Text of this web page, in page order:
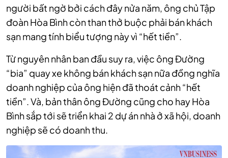
người bất ngờ bởi cách đây nửa năm, ông chủ Tập
đoàn Hòa Bình còn than thở buộc phải bán khách
sạn mang tính biểu tượng này vì “hết tiền”.
Từ nguyên nhân ban đầu suy ra, việc ông Đường
“bia” quay xe không bán khách sạn nữa đồng nghĩa
doanh nghiệp của ông hiện đã thoát cảnh “hết
tiền”. Và, bản thân ông Đường cũng cho hay Hòa
Bình sắp tới sẽ triển khai 2 dự án nhà ở xã hội, doanh
nghiệp sẽ có doanh thu.